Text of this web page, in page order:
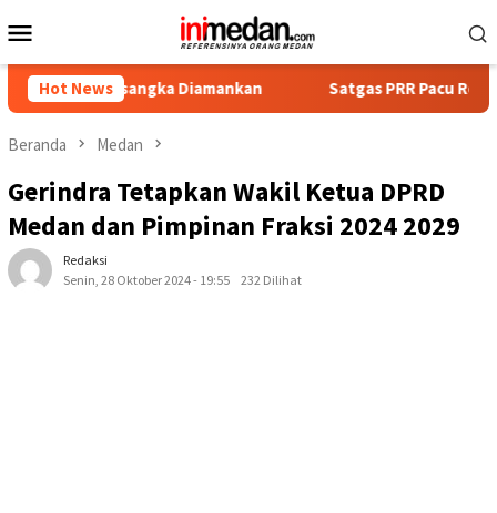
ke
Mobile
Hot News
Diamankan Satgas PRR Pacu Realisasi
Beranda Medan
Gerindra Tetapkan Wakil Ketua DPRD
Medan dan Pimpinan Fraksi 2024 2029
Redaksi
Senin, 28 Oktober 2024 - 19:55
232 Dilihat